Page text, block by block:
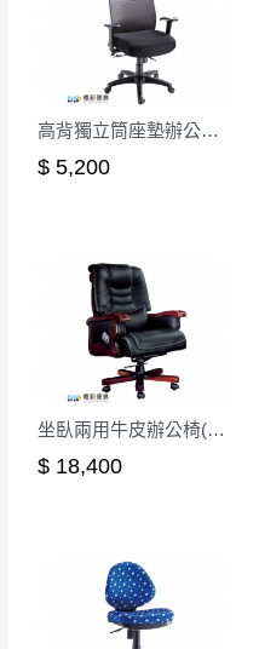
其它注意事項
本司貨車運送如因路
狀況保有出貨的權利。
保護物流人員的工作
需以吊車或其他的吊
支付。
因大型傢俱有組裝、
商品，無法指定特定
寶貴時間。
或停止運送服務。
百貨公司配送暫無法
至百貨公司卸貨區為
丈量，難免會有
詳細尺寸以實品為
非因本公司問題
內通知客服人員
須保持商品全新
台北市、新北市
收送貨，敬請見諒
本公司部份商品
期，商品使用年
環境不同。若屬
件短缺，則維修
行吸收(另事先與
若非商品品質瑕
形，我們需酌收退
如欲放置營業場
高背獨立筒座墊辦公椅/後仰無段鎖定
$ 5,200
坐臥兩用牛皮辦公椅(CK-801)
$ 18,400